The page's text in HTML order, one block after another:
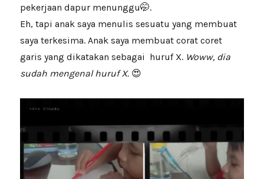
pekerjaan dapur menunggu🤭.
Eh, tapi anak saya menulis sesuatu yang membuat
saya terkesima. Anak saya membuat corat coret
garis yang dikatakan sebagai huruf X. Woww, dia
sudah mengenal huruf X. 😍